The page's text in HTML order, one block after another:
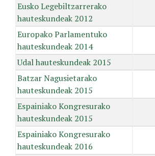
Eusko Legebiltzarrerako
hauteskundeak 2012
Europako Parlamentuko
hauteskundeak 2014
Udal hauteskundeak 2015
Batzar Nagusietarako
hauteskundeak 2015
Espainiako Kongresurako
hauteskundeak 2015
Espainiako Kongresurako
hauteskundeak 2016